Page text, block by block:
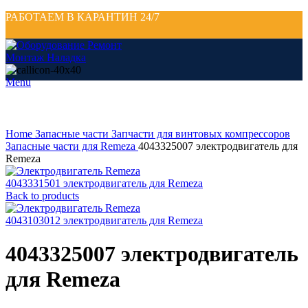
РАБОТАЕМ В КАРАНТИН 24/7
Menu
Home Запасные части Запчасти для винтовых компрессоров
Запасные части для Remeza 4043325007 электродвигатель для
Remeza
4043331501 электродвигатель для Remeza
Back to products
4043103012 электродвигатель для Remeza
4043325007 электродвигатель
для Remeza